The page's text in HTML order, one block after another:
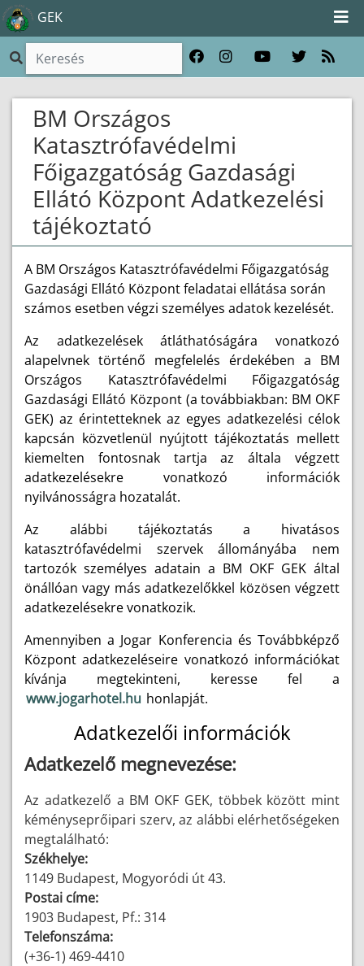
GEK
BM Országos
Katasztrófavédelmi
Főigazgatóság Gazdasági
Ellátó Központ Adatkezelési
tájékoztató
A BM Országos Katasztrófavédelmi Főigazgatóság
Gazdasági Ellátó Központ feladatai ellátása során
számos esetben végzi személyes adatok kezelését.
Az adatkezelések átláthatóságára vonatkozó
alapelvnek történő megfelelés érdekében a BM
Országos Katasztrófavédelmi Főigazgatóság
Gazdasági Ellátó Központ (a továbbiakban: BM OKF
GEK) az érintetteknek az egyes adatkezelési célok
kapcsán közvetlenül nyújtott tájékoztatás mellett
kiemelten fontosnak tartja az általa végzett
adatkezelésekre vonatkozó információk
nyilvánosságra hozatalát.
Az alábbi tájékoztatás a hivatásos
katasztrófavédelmi szervek állományába nem
tartozók személyes adatain a BM OKF GEK által
önállóan vagy más adatkezelőkkel közösen végzett
adatkezelésekre vonatkozik.
Amennyiben a Jogar Konferencia és Továbbképző
Központ adatkezeléseire vonatkozó információkat
kívánja megtekinteni, keresse fel a
www.jogarhotel.hu honlapját.
Adatkezelői információk
Adatkezelő megnevezése:
Az adatkezelő a BM OKF GEK, többek között mint
kéményseprőipari szerv, az alábbi elérhetőségeken
megtalálható:
Székhelye:
1149 Budapest, Mogyoródi út 43.
Postai címe:
1903 Budapest, Pf.: 314
Telefonszáma:
(+36-1) 469-4410